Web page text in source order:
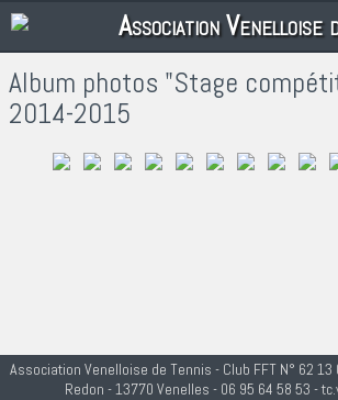
Association Venelloise
Album photos "Stage
2014-2015
Association Venelloise de Tennis - Club FFT N° 62
Redon - 13770 Venelles - 06 95 64 58 53 -